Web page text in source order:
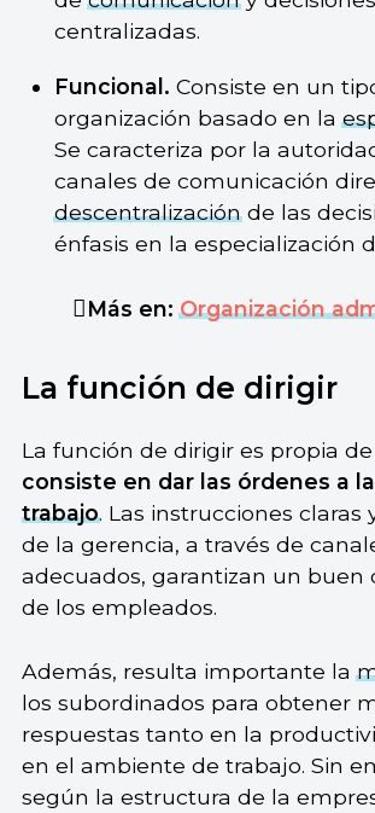
centralizadas.
Funcional. Consiste en un
organización basado en la
Se caracteriza por la
canales de comunicación
descentralizaciónde las
énfasis en la especialización
Más en:Organización
La función de dirigir
La función de dirigir es propia
consiste en dar las órdenes a
trabajo. Las instrucciones claras
de la gerencia, a través de
adecuados, garantizan un buen
de los empleados.
Además, resulta importante la
los subordinados para obtener
respuestas tanto en la
en el ambiente de trabajo. Sin
según la estructura de la